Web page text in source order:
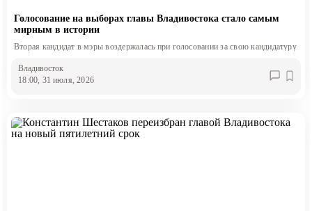
Голосование на выборах главы Владивостока стало самым
мирным в истории
Вторая кандидат в мэры воздержалась при голосовании за свою кандидатуру
Владивосток
18:00, 31 июля, 2026